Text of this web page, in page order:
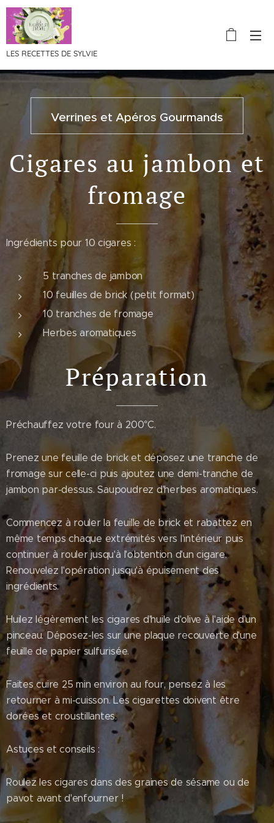
LES RECETTES DE SYLVIE
Verrines et Apéros Gourmands
Cigares au jambon et
fromage
Ingrédients pour 10 cigares :
5 tranches de jambon
10 feuilles de brick (petit format)
10 tranches de fromage
Herbes aromatiques
Préparation
Préchauffez votre four à 200°C.
Prenez une feuille de brick et déposez une tranche de
fromage sur celle-ci puis ajoutez une demi-tranche de
jambon par-dessus. Saupoudrez d'herbes aromatiques.
Commencez à rouler la feuille de brick et rabattez en
même temps chaque extrémités vers l'intérieur puis
continuer à rouler jusqu'à l'obtention d'un cigare.
Renouvelez l'opération jusqu'à épuisement des
ingrédients.
Huilez légèrement les cigares d'huile d'olive à l'aide d'un
pinceau. Déposez-les sur une plaque recouverte d'une
feuille de papier sulfurisée.
Faites cuire 25 min environ au four, pensez à les
retourner à mi-cuisson. Les cigarettes doivent être
dorées et croustillantes.
Astuces et conseils :
Roulez les cigares dans des graines de sésame ou de
pavot avant d'enfourner !